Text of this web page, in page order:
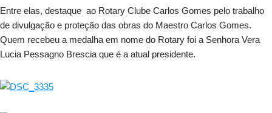
Entre elas, destaque ao Rotary Clube Carlos Gomes pelo trabalho
de divulgação e proteção das obras do Maestro Carlos Gomes.
Quem recebeu a medalha em nome do Rotary foi a Senhora Vera
Lucia Pessagno Brescia que é a atual presidente.